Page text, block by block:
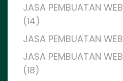
JASA PEMBUATAN
(14)
JASA PEMBUATAN
JASA PEMBUATAN
(18)